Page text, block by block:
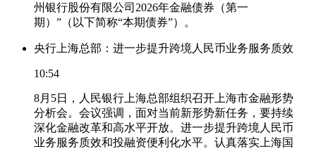
州银行股份有限公司2026年金融债券（第一
期）”（以下简称“本期债券”）。
央行上海总部：进一步提升跨境人民币业务服务质效
10:54
8月5日，人民银行上海总部组织召开上海市金融形势
分析会。会议强调，面对当前新形势新任务，要持续
深化金融改革和高水平开放。进一步提升跨境人民币
业务服务质效和投融资便利化水平。认真落实上海国